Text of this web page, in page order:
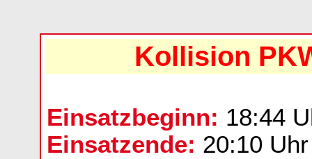
Kollision
Einsatzbeginn: 18:44
Einsatzende: 20:10 Uhr